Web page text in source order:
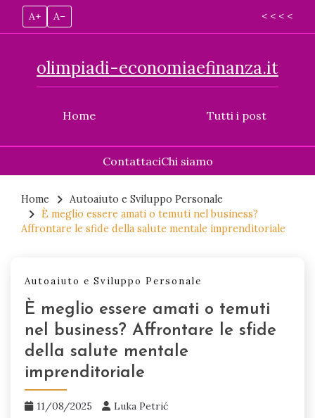
A+ A– < < < <
Home
olimpiadi-economiaefinanza.it
Tutti i post
ContattaciChi siamo
content
Home
Autoaiuto e Sviluppo Personale
È meglio essere amati o temuti nel business?
Affrontare le sfide della salute mentale imprenditoriale
Autoaiuto e Sviluppo Personale
È meglio essere amati o temuti
nel business? Affrontare le sfide
della salute mentale
imprenditoriale
11/08/2025 Luka Petrić